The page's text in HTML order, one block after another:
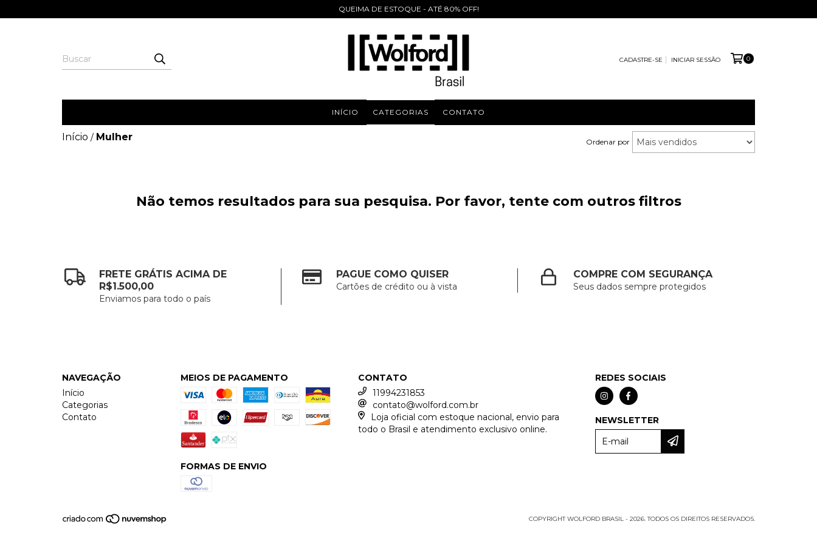
QUEIMA DE ESTOQUE - ATÉ 80% OFF!
CADASTRE-SE INICIAR SESSÃO 0
INÍCIO CATEGORIAS CONTATO
Início / Mulher Ordenar por
Não temos resultados para sua pesquisa. Por favor, tente com outros filtros
FRETE GRÁTIS ACIMA DE
R$1.500,00
Enviamos para todo o país
PAGUE COMO QUISER
Cartões de crédito ou à vista
COMPRE COM SEGURANÇA
Seus dados sempre protegidos
NAVEGAÇÃO
Início
Categorias
Contato
MEIOS DE PAGAMENTO
FORMAS DE ENVIO
CONTATO
11994231853
contato@wolford.com.br
Loja oficial com estoque nacional, envio para
todo o Brasil e atendimento exclusivo online.
REDES SOCIAIS
NEWSLETTER
COPYRIGHT WOLFORD BRASIL - 2026. TODOS OS DIREITOS RESERVADOS.